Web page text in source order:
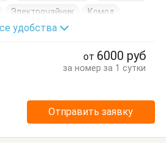
Электрочайник
Комод
Кухонный стол
удобства
от 6000 руб
за номер за 1 сутки
Отправить заявку